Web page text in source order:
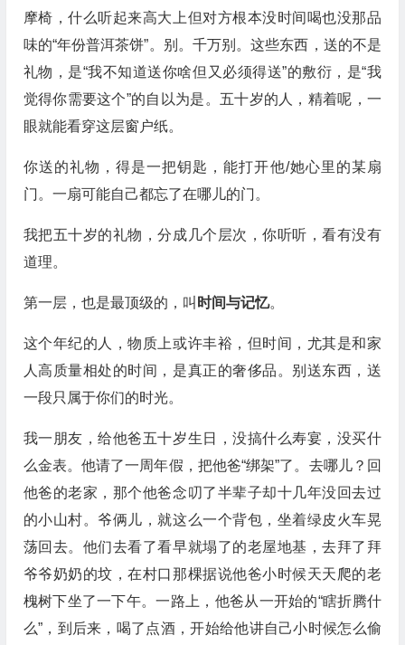
摩椅，什么听起来高大上但对方根本没时间喝也没那品
味的“年份普洱茶饼”。别。千万别。这些东西，送的不是
礼物，是“我不知道送你啥但又必须得送”的敷衍，是“我
觉得你需要这个”的自以为是。五十岁的人，精着呢，一
眼就能看穿这层窗户纸。
你送的礼物，得是一把钥匙，能打开他/她心里的某扇
门。一扇可能自己都忘了在哪儿的门。
我把五十岁的礼物，分成几个层次，你听听，看有没有
道理。
第一层，也是最顶级的，叫 时间与记忆。
这个年纪的人，物质上或许丰裕，但时间，尤其是和家
人高质量相处的时间，是真正的奢侈品。别送东西，送
一段只属于你们的时光。
我一朋友，给他爸五十岁生日，没搞什么寿宴，没买什
么金表。他请了一周年假，把他爸“绑架”了。去哪儿？回
他爸的老家，那个他爸念叨了半辈子却十几年没回去过
的小山村。爷俩儿，就这么一个背包，坐着绿皮火车晃
荡回去。他们去看了看早就塌了的老屋地基，去拜了拜
爷爷奶奶的坟，在村口那棵据说他爸小时候天天爬的老
槐树下坐了一下午。一路上，他爸从一开始的“瞎折腾什
么”，到后来，喝了点酒，开始给他讲自己小时候怎么偷